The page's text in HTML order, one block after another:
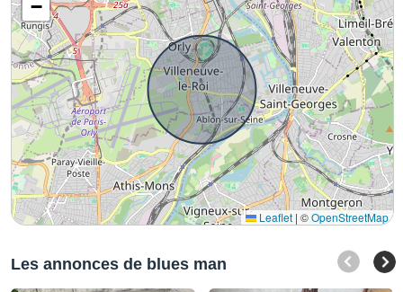
−
Leaflet | ©OpenStreetMap
Les annonces de blues man